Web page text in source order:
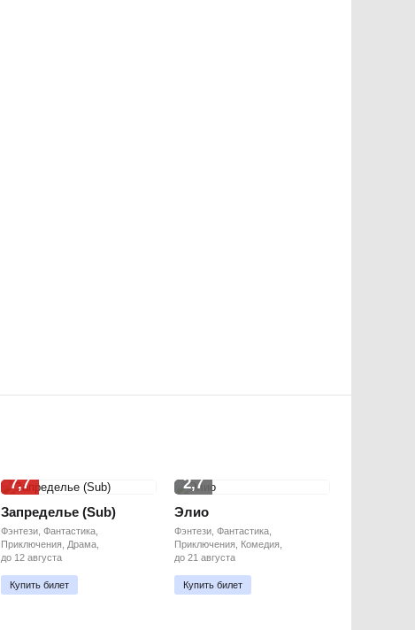
7,7
Запределье (Sub)
Фэнтези, Фантастика,
Приключения, Драма,
до 12 августа
Купить билет
2,7
Элио
Фэнтези, Фантастика,
Приключения, Комедия,
до 21 августа
Купить билет